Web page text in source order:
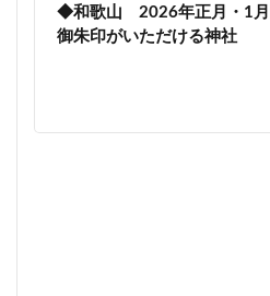
◆和歌山 2026年正月・1月
御朱印がいただける神社